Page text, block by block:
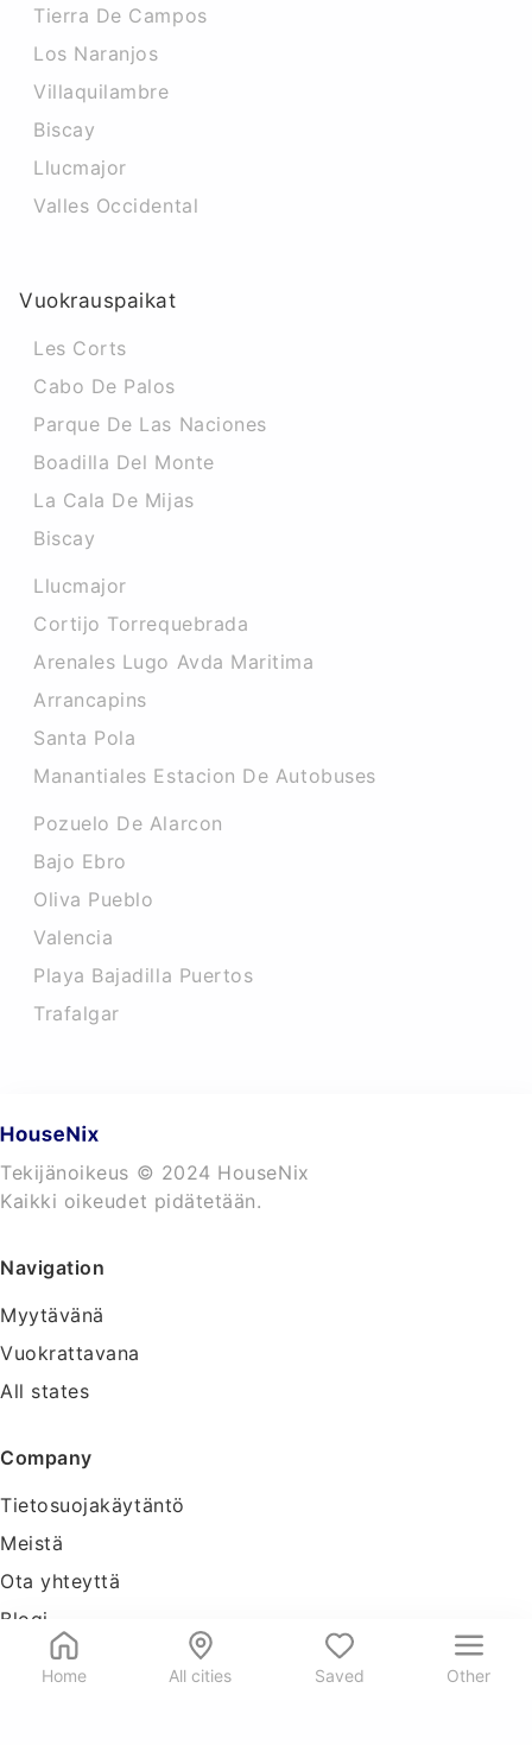
Home All cities Saved Other
Tierra De Campos
Los Naranjos
Villaquilambre
Biscay
Llucmajor
Valles Occidental
Vuokrauspaikat
Les Corts
Cabo De Palos
Parque De Las Naciones
Boadilla Del Monte
La Cala De Mijas
Biscay
Llucmajor
Cortijo Torrequebrada
Arenales Lugo Avda Maritima
Arrancapins
Santa Pola
Manantiales Estacion De Autobuses
Pozuelo De Alarcon
Bajo Ebro
Oliva Pueblo
Valencia
Playa Bajadilla Puertos
Trafalgar
Tekijänoikeus © 2024 HouseNix
Kaikki oikeudet pidätetään.
Navigation
Myytävänä
Vuokrattavana
All states
Company
Tietosuojakäytäntö
Meistä
Ota yhteyttä
Blogi
Tools